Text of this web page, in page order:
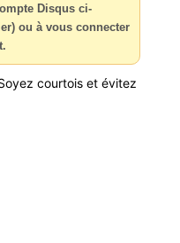
Disqus ci-
ou à vous connecter
courtois et évitez